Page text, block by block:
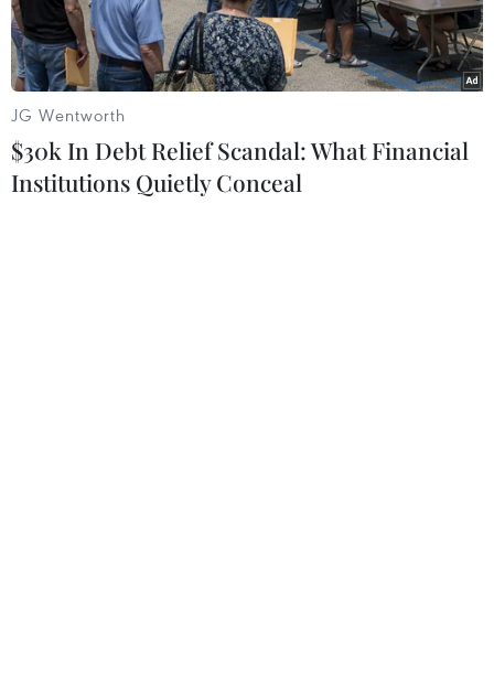
JG Wentworth
$30k In Debt Relief Scandal: What Financial
Institutions Quietly Conceal